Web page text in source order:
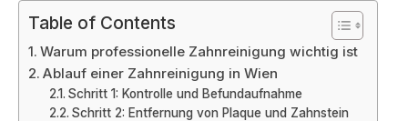
Table of Contents
Warum professionelle Zahnreinigung wichtig ist
Ablauf einer Zahnreinigung in Wien
Schritt 1: Kontrolle und Befundaufnahme
Schritt 2: Entfernung von Plaque und Zahnstein